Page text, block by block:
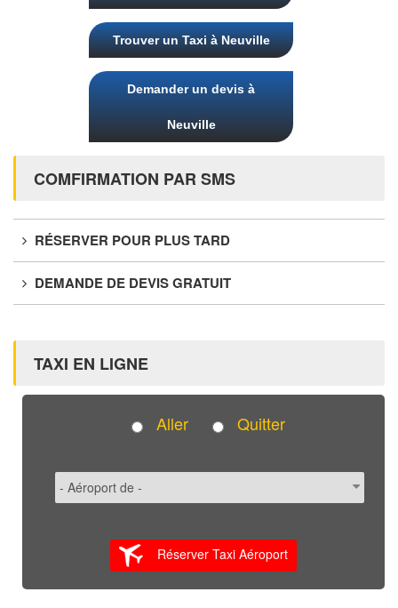
Trouver un Taxi à Neuville
Demander un devis à
Neuville
COMFIRMATION PAR SMS
RÉSERVER POUR PLUS TARD
DEMANDE DE DEVIS GRATUIT
TAXI EN LIGNE
Aller Quitter
Réserver Taxi Aéroport